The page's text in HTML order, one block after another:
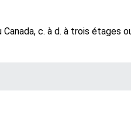
c. à d. à trois étages